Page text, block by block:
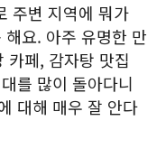
주변 지역에 뭐가
요. 아주 유명한 만
카페, 감자탕 맛집
를 많이 돌아다니
대해 매우 잘 안다